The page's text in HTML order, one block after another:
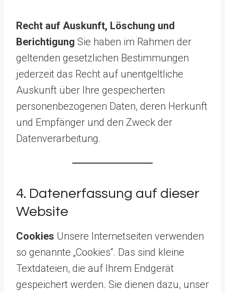
Recht auf Auskunft, Löschung und
Berichtigung Sie haben im Rahmen der
geltenden gesetzlichen Bestimmungen
jederzeit das Recht auf unentgeltliche
Auskunft über Ihre gespeicherten
personenbezogenen Daten, deren Herkunft
und Empfänger und den Zweck der
Datenverarbeitung.
4. Datenerfassung auf dieser
Website
Cookies Unsere Internetseiten verwenden
so genannte „Cookies“. Das sind kleine
Textdateien, die auf Ihrem Endgerät
gespeichert werden. Sie dienen dazu, unser